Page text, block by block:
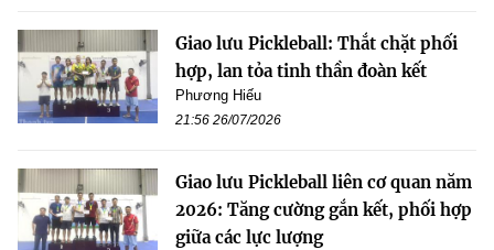
Giao lưu Pickleball: Thắt chặt phối
hợp, lan tỏa tinh thần đoàn kết
Phương Hiếu
21:56 26/07/2026
Giao lưu Pickleball liên cơ quan năm
2026: Tăng cường gắn kết, phối hợp
giữa các lực lượng